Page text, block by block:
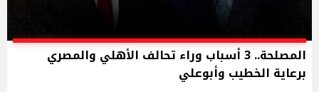
المصلحة.. 3 أسباب وراء تحالف الأهلي والمصري
برعاية الخطيب وأبوعلي